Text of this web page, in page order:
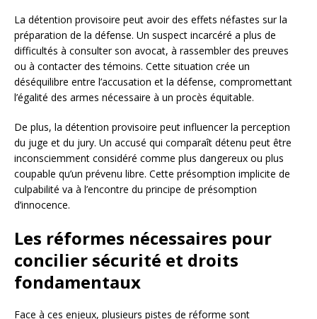
La détention provisoire peut avoir des effets néfastes sur la
préparation de la défense. Un suspect incarcéré a plus de
difficultés à consulter son avocat, à rassembler des preuves
ou à contacter des témoins. Cette situation crée un
déséquilibre entre l’accusation et la défense, compromettant
l’égalité des armes nécessaire à un procès équitable.
De plus, la détention provisoire peut influencer la perception
du juge et du jury. Un accusé qui comparaît détenu peut être
inconsciemment considéré comme plus dangereux ou plus
coupable qu’un prévenu libre. Cette présomption implicite de
culpabilité va à l’encontre du principe de présomption
d’innocence.
Les réformes nécessaires pour
concilier sécurité et droits
fondamentaux
Face à ces enjeux, plusieurs pistes de réforme sont